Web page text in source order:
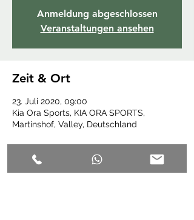
Anmeldung abgeschlossen
Veranstaltungen ansehen
Zeit & Ort
23. Juli 2020, 09:00
Kia Ora Sports, KIA ORA SPORTS,
Martinshof, Valley, Deutschland